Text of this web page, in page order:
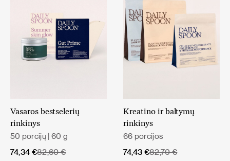
Vasaros bestselerių
rinkinys
50 porcijų | 60 g
82,60€
Original
74,34 €
Current
Kreatino ir baltymų
rinkinys
66 porcijos
82,70€
Original
74,43 €
Current